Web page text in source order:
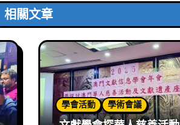
相關文章
學會活動 學術會議